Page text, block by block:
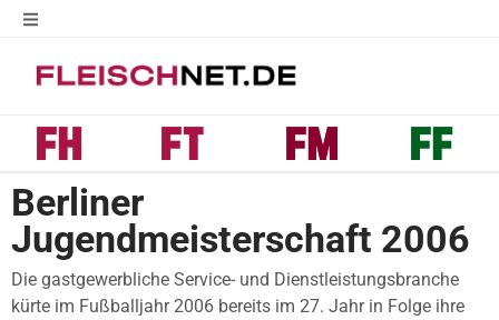
Berliner
Jugendmeisterschaft 2006
Die gastgewerbliche Service- und Dienstleistungsbranche
kürte im Fußballjahr 2006 bereits im 27. Jahr in Folge ihre